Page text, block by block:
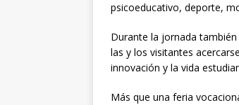
psicoeducativo, deporte,
Durante la jornada
las y los visitantes
innovación y la vida
Más que una feria